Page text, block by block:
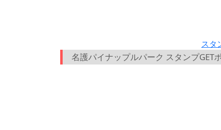
スタ
名護パイナップルパーク スタンプGET